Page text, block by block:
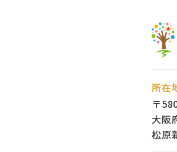
所在
〒
大阪
松原